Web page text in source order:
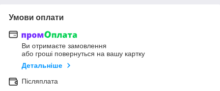
Умови оплати
Ви отримаєте замовлення
або гроші повернуться на вашу картку
Детальніше
Післяплата